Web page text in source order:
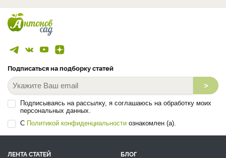
Подписаться на подборку статей
>
Подписываясь на рассылку, я соглашаюсь на обработку моих
персональных данных.
С Политикой конфиденциальности ознакомлен (а).
ЛЕНТА СТАТЕЙ БЛОГ